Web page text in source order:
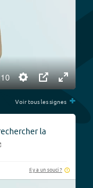
Settings
PIP
Enter
Voir tous les signes +
la
Il y a un souci ?